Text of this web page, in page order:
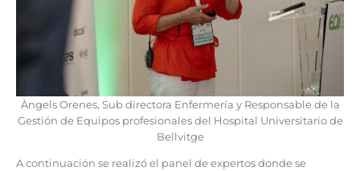
Àngels Orenes, Sub directora Enfermería y Responsable de la
Gestión de Equipos profesionales del Hospital Universitario de
Bellvitge
A continuación se realizó el panel de expertos donde se